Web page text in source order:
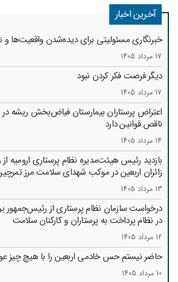
آخرین اخبار
خبرنگاری مسئولیتی برای دیده‌شدن واقعیت‌ها
17 مرداد 1405
دیگر فرصت فکر کردن نبود
17 مرداد 1405
اعتراض پرستاران بیمارستان فیاض‌بخش ریشه
ناقص قوانین دارد
14 مرداد 1405
بازدید رئیس هیئت‌مدیره نظام پرستاری ارومیه
زائران اربعین در موکب شهدای سلامت مرز
13 مرداد 1405
درخواست سازمان نظام پرستاری از رئیس‌جمهور
در نظام پرداخت به پرستاران و کارکنان سلامت
12 مرداد 1405
حاضر نیستم حس خادمی اربعین را با هیچ چیز
10 مرداد 1405